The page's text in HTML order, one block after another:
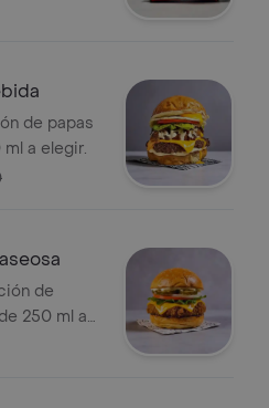
de papas
a elegir.
de
250 ml a